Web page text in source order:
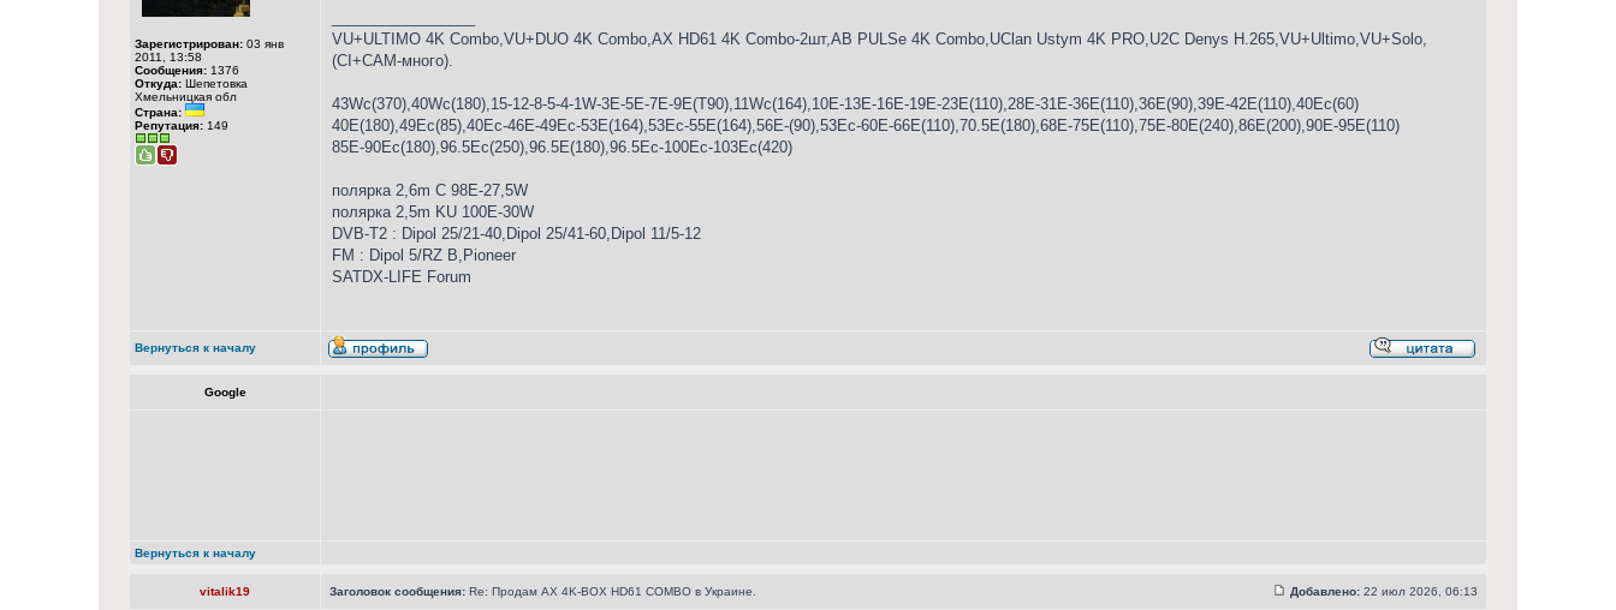
Зарегистрирован: 03 янв
2011, 13:58
Сообщения: 1376
Откуда: Шепетовка
Хмельницкая обл
Страна:
Репутация: 149
VU+ULTIMO 4K Combo,VU+DUO 4K Combo,AX HD61 4K Combo-2шт,AB PULSe 4K Combo,UClan Ustym 4K PRO,U2C Denys H.265,VU+Ultimo,VU+Solo,
(CI+CAM-много).
43Wc(370),40Wc(180),15-12-8-5-4-1W-3E-5E-7E-9E(T90),11Wc(164),10E-13Е-16Е-19Е-23E(110),28Е-31E-36E(110),36E(90),39E-42E(110),40Ес(60)
40E(180),49Ec(85),40Ес-46E-49Ec-53E(164),53Ес-55Е(164),56E-(90),53Ес-60E-66E(110),70.5E(180),68E-75E(110),75Е-80Е(240),86E(200),90E-95E(110)
85E-90Еc(180),96.5Ec(250),96.5E(180),96.5Ec-100Ec-103Ec(420)
полярка 2,6m С 98Е-27,5W
полярка 2,5m KU 100E-30W
DVB-T2 : Dipol 25/21-40,Dipol 25/41-60,Dipol 11/5-12
FM : Dipol 5/RZ B,Pioneer
SATDX-LIFE Forum
Вернуться к началу
Google
Вернуться к началу
vitalik19 Заголовок сообщения: Re: Продам AX 4K-BOX HD61 COMBO в Украине. Добавлено: 22 июл 2026, 06:13